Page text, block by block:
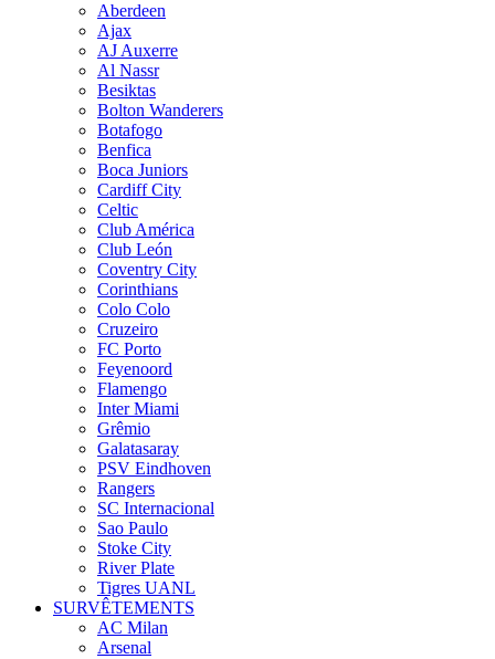
Aberdeen
Ajax
AJ Auxerre
Al Nassr
Besiktas
Bolton Wanderers
Botafogo
Benfica
Boca Juniors
Cardiff City
Celtic
Club América
Club León
Coventry City
Corinthians
Colo Colo
Cruzeiro
FC Porto
Feyenoord
Flamengo
Inter Miami
Grêmio
Galatasaray
PSV Eindhoven
Rangers
SC Internacional
Sao Paulo
Stoke City
River Plate
Tigres UANL
SURVÊTEMENTS
AC Milan
Arsenal